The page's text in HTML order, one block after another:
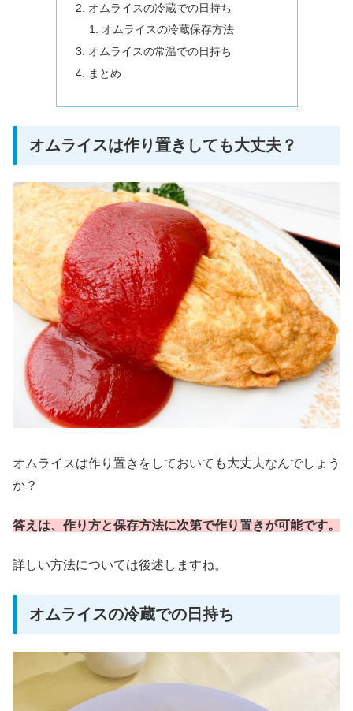
オムライスの冷蔵での日持ち
オムライスの冷蔵保存方法
オムライスの常温での日持ち
まとめ
オムライスは作り置きしても大丈夫？
オムライスは作り置きをしておいても大丈夫なんでしょう
か？
答えは、作り方と保存方法に次第で作り置きが可能です。
詳しい方法については後述しますね。
オムライスの冷蔵での日持ち